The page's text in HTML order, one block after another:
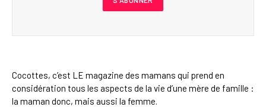
Cocottes, c’est LE magazine des mamans qui prend en
considération tous les aspects de la vie d’une mère de famille :
la maman donc, mais aussi la femme.